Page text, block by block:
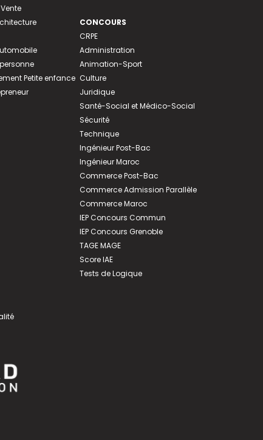
Petite enfance
CONCOURS
CRPE
Administration
Animation-Sport
Culture
Juridique
Santé-Social et Médico-Social
Sécurité
Technique
Ingénieur Post-Bac
Ingénieur Maroc
Commerce Post-Bac
Commerce Admission Parallèle
Commerce Maroc
IEP Concours Commun
IEP Concours Grenoble
TAGE MAGE
Score IAE
Tests de Logique